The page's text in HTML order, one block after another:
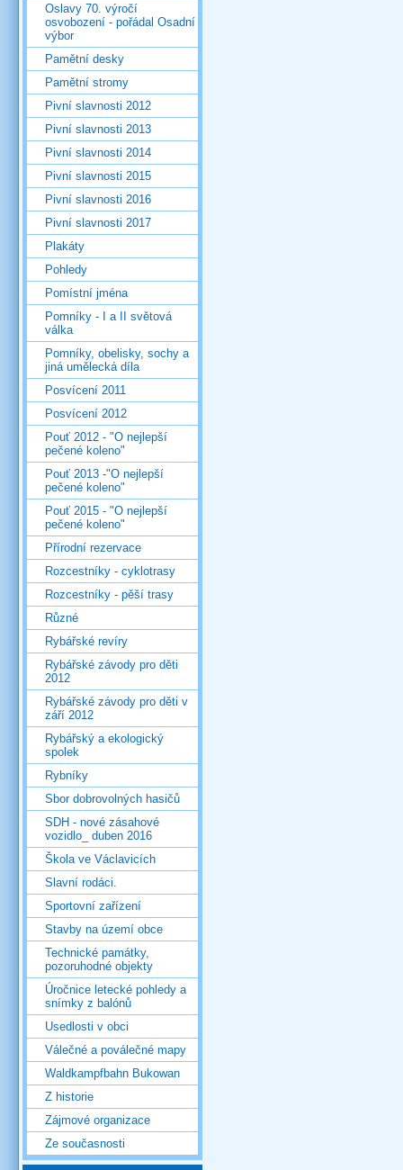
Oslavy 70. výročí
osvobození - pořádal Osadní
výbor
Pamětní desky
Pamětní stromy
Pivní slavnosti 2012
Pivní slavnosti 2013
Pivní slavnosti 2014
Pivní slavnosti 2015
Pivní slavnosti 2016
Pivní slavnosti 2017
Plakáty
Pohledy
Pomístní jména
Pomníky - I a II světová
válka
Pomníky, obelisky, sochy a
jiná umělecká díla
Posvícení 2011
Posvícení 2012
Pouť 2012 - "O nejlepší
pečené koleno"
Pouť 2013 -"O nejlepší
pečené koleno"
Pouť 2015 - "O nejlepší
pečené koleno"
Přírodní rezervace
Rozcestníky - cyklotrasy
Rozcestníky - pěší trasy
Různé
Rybářské revíry
Rybářské závody pro děti
2012
Rybářské závody pro děti v
září 2012
Rybářský a ekologický
spolek
Rybníky
Sbor dobrovolných hasičů
SDH - nové zásahové
vozidlo_ duben 2016
Škola ve Václavicích
Slavní rodáci.
Sportovní zařízení
Stavby na území obce
Technické památky,
pozoruhodné objekty
Úročnice letecké pohledy a
snímky z balónů
Usedlosti v obci
Válečné a poválečné mapy
Waldkampfbahn Bukowan
Z historie
Zájmové organizace
Ze současnosti